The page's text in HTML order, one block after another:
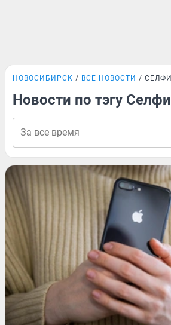
НОВОСИБИРСК ВСЕ НОВОСТИ СЕЛФИ
Новости по тэгу Селфи